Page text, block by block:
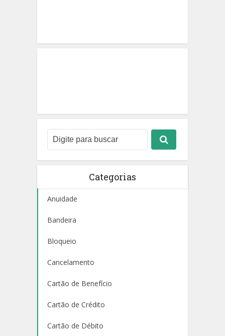
Categorias
Anuidade
Bandeira
Bloqueio
Cancelamento
Cartão de Benefício
Cartão de Crédito
Cartão de Débito